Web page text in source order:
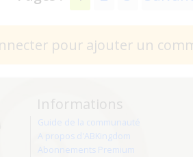
pour ajouter un
Informations
Guide de la communauté
A propos d'ABKingdom
Abonnements Premium